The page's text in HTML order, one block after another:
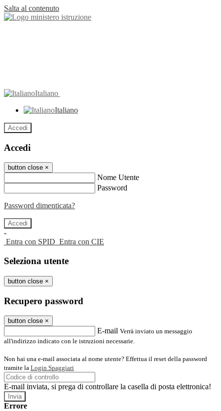
Salta al contenuto
Italiano
Italiano
Accedi
Accedi
button close ×
Nome Utente
Password
Password dimenticata?
-
Entra con SPID Entra con CIE
Seleziona utente
button close ×
Recupero password
button close ×
E-mail Verrà inviato un messaggio
all'indirizzo indicato con le istruzioni necessarie.
Non hai una e-mail associata al nome utente? Effettua il reset della password
tramite la Login Spaggiari
E-mail inviata, si prega di controllare la casella di posta elettronica!
Errore